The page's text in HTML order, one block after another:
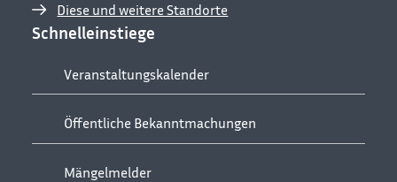
Diese und weitere Standorte
Schnelleinstiege
Veranstaltungskalender
Öffentliche Bekanntmachungen
Mängelmelder